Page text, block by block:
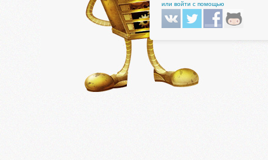
или войти с помощью